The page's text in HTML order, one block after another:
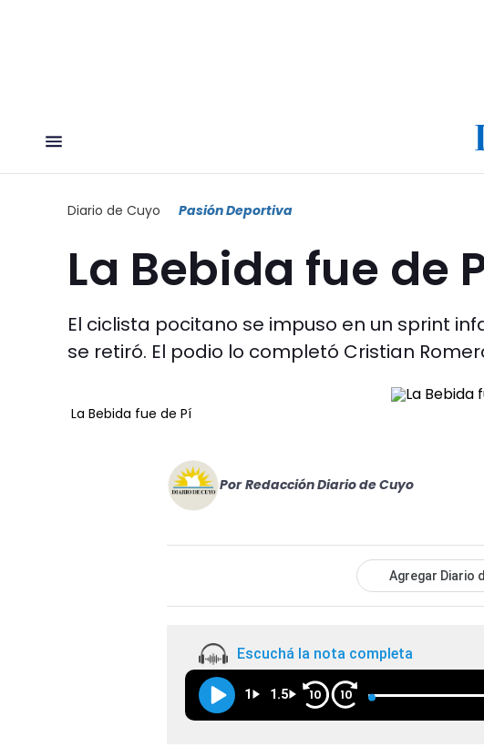
Diario de Cuyo Pasión Deportiva
La Bebida fue de
El ciclista pocitano se impuso en un sprint
se retiró. El podio lo completó Cristian
La Bebida fue de Pí
Por Redacción Diario de Cuyo
Agregar Diario
Escuchá la nota completa
1 1.5 10 10